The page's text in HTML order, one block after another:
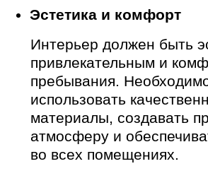
Функциональность и удобство
Интерьер должен быть
функциональным и удобным в
эксплуатации для персонала.
Необходимо учитывать особенности
работы персонала при
проектировании помещений для
медицинских процедур, уборки и